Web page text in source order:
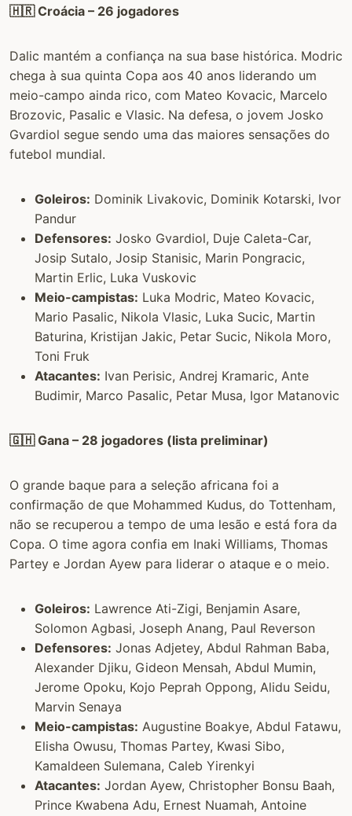
🇭🇷 Croácia – 26 jogadores
Dalic mantém a confiança na sua base histórica. Modric
chega à sua quinta Copa aos 40 anos liderando um
meio-campo ainda rico, com Mateo Kovacic, Marcelo
Brozovic, Pasalic e Vlasic. Na defesa, o jovem Josko
Gvardiol segue sendo uma das maiores sensações do
futebol mundial.
Goleiros: Dominik Livakovic, Dominik Kotarski, Ivor
Pandur
Defensores: Josko Gvardiol, Duje Caleta-Car,
Josip Sutalo, Josip Stanisic, Marin Pongracic,
Martin Erlic, Luka Vuskovic
Meio-campistas: Luka Modric, Mateo Kovacic,
Mario Pasalic, Nikola Vlasic, Luka Sucic, Martin
Baturina, Kristijan Jakic, Petar Sucic, Nikola Moro,
Toni Fruk
Atacantes: Ivan Perisic, Andrej Kramaric, Ante
Budimir, Marco Pasalic, Petar Musa, Igor Matanovic
🇬🇭 Gana – 28 jogadores (lista preliminar)
O grande baque para a seleção africana foi a
confirmação de que Mohammed Kudus, do Tottenham,
não se recuperou a tempo de uma lesão e está fora da
Copa. O time agora confia em Inaki Williams, Thomas
Partey e Jordan Ayew para liderar o ataque e o meio.
Goleiros: Lawrence Ati-Zigi, Benjamin Asare,
Solomon Agbasi, Joseph Anang, Paul Reverson
Defensores: Jonas Adjetey, Abdul Rahman Baba,
Alexander Djiku, Gideon Mensah, Abdul Mumin,
Jerome Opoku, Kojo Peprah Oppong, Alidu Seidu,
Marvin Senaya
Meio-campistas: Augustine Boakye, Abdul Fatawu,
Elisha Owusu, Thomas Partey, Kwasi Sibo,
Kamaldeen Sulemana, Caleb Yirenkyi
Atacantes: Jordan Ayew, Christopher Bonsu Baah,
Prince Kwabena Adu, Ernest Nuamah, Antoine